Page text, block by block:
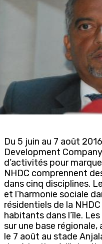
Du 5 juin au 7 août
Development
d’activités pour
NHDC comprennent
dans cinq disciplines.
et l’harmonie sociale
résidentiels de la
habitants dans l’île.
sur une base
le 7 août au stade